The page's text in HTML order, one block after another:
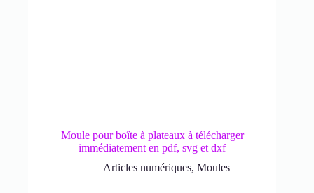
Moule pour boîte à plateaux à télécharger
immédiatement en pdf, svg et dxf
Articles numériques, Moules